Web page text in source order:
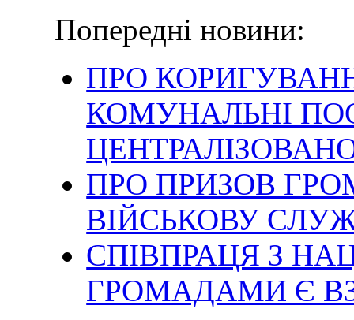
Попередні новини:
ПРО
КОМУНАЛЬНІ
ПРО ПРИЗОВ
ВІЙСЬКОВУ
СПІВПРАЦЯ З
ГРОМАДАМИ Є